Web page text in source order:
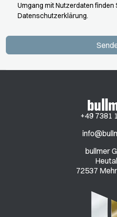
Umgang mit Nutzerdaten finden
Datenschutzerklärung.
+49 7381
bullmer
72537